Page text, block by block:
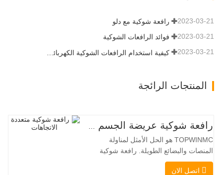
رافعة شوكية مع دلو 2023-03-21
فوائد الرافعات الشوكية 2023-03-21
2023-03-21
المنتجات الرائجة
TOPWINMC هو الحل الأمثل لمناولة
المنصات والبضائع الطويلة. رافعة شوكية
ثنائية الاستخدام، تجمع بين مزايا الرافعة
الشوكية والرافعة الجانبية. محركها الكهربائي
اتصل الان